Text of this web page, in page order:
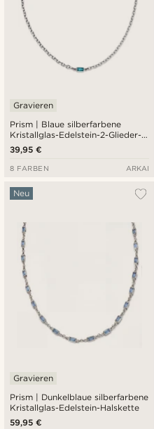
Prism | Blaue silberfarbene
Kristallglas-Edelstein-2-Glieder-
Halskette
Gravieren
39,95 €
8 FARBEN ARKAI
Prism | Dunkelblaue silberfarbene
Kristallglas-Edelstein-Halskette
Neu
Gravieren
59,95 €